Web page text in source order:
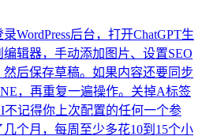
WordPress后台，打开ChatGPT生
辑器，手动添加图片、设置SEO
后保存草稿。如果内容还要同步
，再重复一遍操作。关掉A标签
记得你上次配置的任何一个参
个月，每周至少多花10到15个小